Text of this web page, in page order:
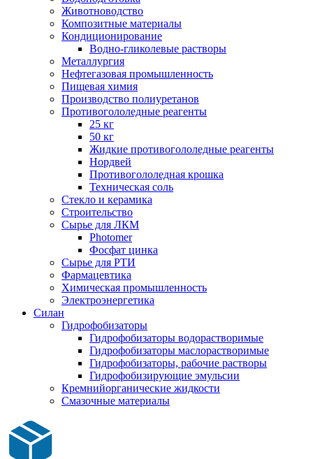
Животноводство
Композитные материалы
Кондиционирование
Водно-гликолевые растворы
Металлургия
Нефтегазовая промышленность
Пищевая химия
Производство полиуретанов
Противогололедные реагенты
25 кг
50 кг
Жидкие противогололедные реагенты
Нордвей
Противогололедная крошка
Техническая соль
Стекло и керамика
Строительство
Сырье для ЛКМ
Photomer
Фосфат цинка
Сырье для РТИ
Фармацевтика
Химическая промышленность
Электроэнергетика
Силан
Гидрофобизаторы
Гидрофобизаторы водорастворимые
Гидрофобизаторы маслорастворимые
Гидрофобизаторы, рабочие растворы
Гидрофобизирующие эмульсии
Кремнийорганические жидкости
Смазочные материалы